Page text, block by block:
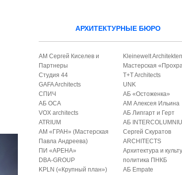
АРХИТЕКТУРНЫЕ БЮРО
АМ Сергей Киселев и
Партнеры
Студия 44
GAFA Architects
СПИЧ
АБ ОСА
VOX architects
ATRIUM
АМ «ГРАН» (Мастерская
Павла Андреева)
ПИ «АРЕНА»
DBA-GROUP
KPLN («Крупный план»)
Kleinewelt
Мастерская
T+T Architects
UNK
АБ «Остоженка»
АМ Алексея Ильина
АБ Липгарт и Герт
АБ
Сергей Скуратов
ARCHITECTS
Архитектура и
политика ПНКБ
АБ Empate